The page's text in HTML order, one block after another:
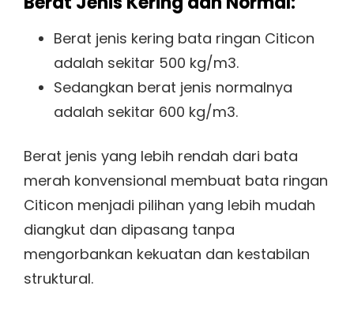
Berat jenis kering bata ringan Citicon
adalah sekitar 500 kg/m3.
Sedangkan berat jenis normalnya
adalah sekitar 600 kg/m3.
Berat jenis yang lebih rendah dari bata
merah konvensional membuat bata ringan
Citicon menjadi pilihan yang lebih mudah
diangkut dan dipasang tanpa
mengorbankan kekuatan dan kestabilan
struktural.